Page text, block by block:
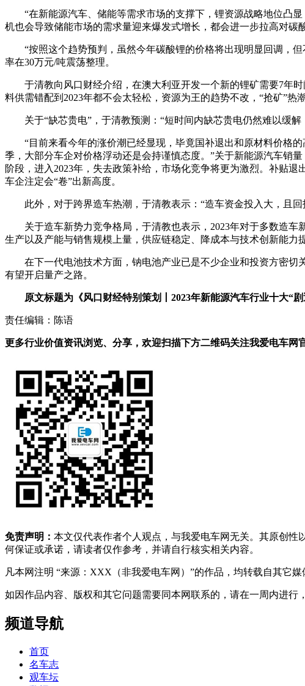
“在新能源汽车、储能等需求市场的支撑下，锂资源战略地位凸
机也会导致储能市场的需求量迎来爆发式增长，都会进一步拉高对碳
“按照这个趋势预判，虽然今年碳酸锂的价格将出现明显回调，
率在30万元/吨震荡整理。
于清教向风口财经介绍，在澳大利亚开发一个新的锂矿需要7年
料供需错配到2023年都不会太轻松，资源为王的趋势不改，“抢矿”热
关于“缺芯贵电”，于清教预测：“短时间内缺芯贵电仍然难以缓
“目前来看今年的涨价潮已经显现，毕竟国补退出和原材料价格
季，大部分车企对价格浮动还是会持谨慎态度。”关于新能源汽车销
阶段，进入2023年，失去政策补给，市场化竞争将更为激烈。补贴
车企注定会“卷”出新高度。
此外，对于跨界造车热潮，于清教表示：“造车资金投入大，且
关于造车新势力竞争格局，于清教也表示，2023年对于多数造
生产以及产能与销售规模上量，供应链稳定、降成本与技术创新能
在下一代电池技术方面，钠电池产业已是不少企业和投资方密切
有望开启量产之路。
原文标题为《风口财经特别策划丨2023年新能源汽车行业十大“
责任编辑：陈语
更多行业价值资讯浏览、分享，欢迎扫描下方二维码关注我爱电车网
免责声明： 本文仅代表作者个人观点，与我爱电车网无关。其原创
何保证或承诺，请读者仅作参考，并请自行核实相关内容。
凡本网注明 “来源：XXX（非我爱电车网）”的作品，均转载自其它
如因作品内容、版权和其它问题需要同本网联系的，请在一周内进行
频道导航
首页
名车志
观车坛